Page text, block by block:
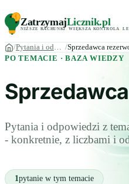
ZatrzymajLicznik.pl
NIŻSZE RACHUNKI. WIĘKSZA KONTROLA
Pytania i odpowiedzi
Sprzedawca
PO TEMACIE · BAZA WIEDZY
Pytania i odpowiedzi z
- konkretnie, z liczbami i
1 pytanie w tym temacie